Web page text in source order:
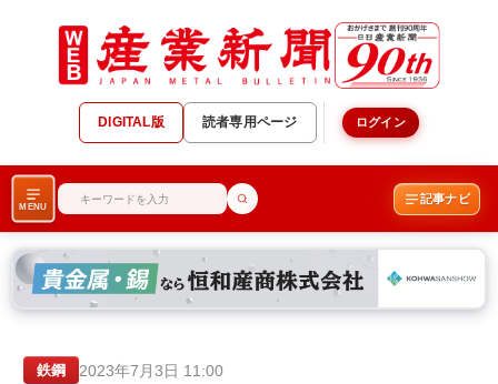
DIGITAL版 読者専用ページ ログイン
MENU
記事ナビ
鉄鋼 2023年7月3日 11:00